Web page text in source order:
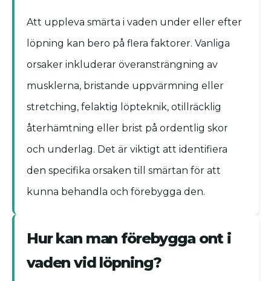
Att uppleva smärta i vaden under eller efter
löpning kan bero på flera faktorer. Vanliga
orsaker inkluderar överansträngning av
musklerna, bristande uppvärmning eller
stretching, felaktig löpteknik, otillräcklig
återhämtning eller brist på ordentlig skor
och underlag. Det är viktigt att identifiera
den specifika orsaken till smärtan för att
kunna behandla och förebygga den.
Hur kan man förebygga ont i
vaden vid löpning?